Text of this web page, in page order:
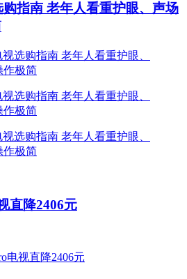
指南 老年人看重护眼、声场
直降2406元